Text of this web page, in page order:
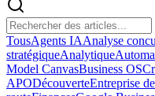
TousAgents IAAnalyse
stratégiqueAnalytique
Model CanvasBusiness OS
APODécouverteEntreprise